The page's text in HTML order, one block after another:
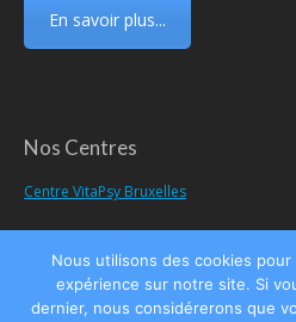
En savoir plus...
Nos Centres
Centre VitaPsy Bruxelles
Menu
Copyright © 2026Centre d'Hypnose et
Nous utilisons des cookies
expérience sur notre site. Si
dernier, nous considérerons que